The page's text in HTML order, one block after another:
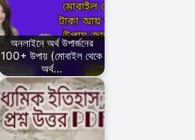
অনলাইনে অর্থ উপার্জনের
100+ উপায় (মোবাইল থেকে
অর্থ…